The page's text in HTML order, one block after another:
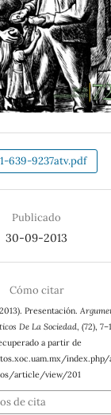
1-639-9237atv.pdf
Publicado
30-09-2013
Cómo citar
Presentación.
De La Sociedad, (72),
a partir de
index.php/
article/view/201
de cita